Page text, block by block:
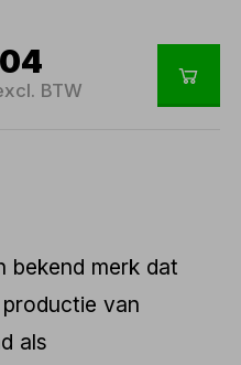
BTW
bekend merk dat
van
als